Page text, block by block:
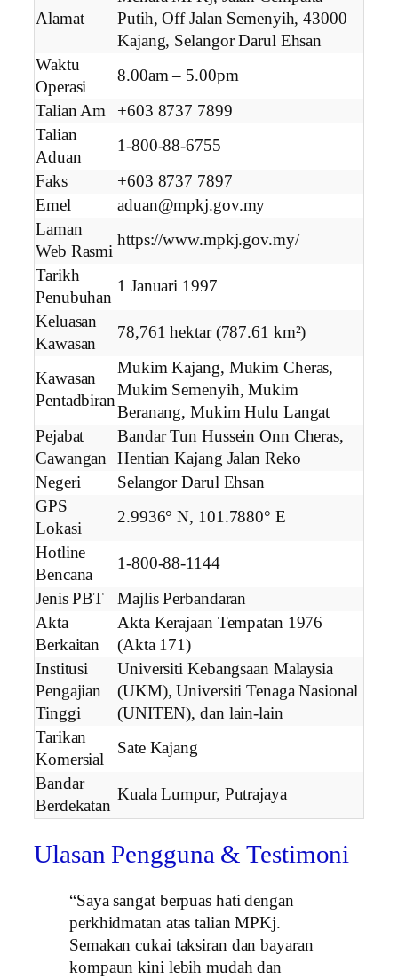
Alamat
Putih, Off Jalan Semenyih, 43000
Kajang, Selangor Darul Ehsan
Waktu
Operasi
8.00am – 5.00pm
Talian Am
+603 8737 7899
Talian
Aduan
1-800-88-6755
Faks
+603 8737 7897
Emel
aduan@mpkj.gov.my
Laman
Web Rasmi
https://www.mpkj.gov.my/
Tarikh
Penubuhan
1 Januari 1997
Keluasan
Kawasan
78,761 hektar (787.61 km²)
Kawasan
Pentadbiran
Mukim Kajang, Mukim Cheras,
Mukim Semenyih, Mukim
Beranang, Mukim Hulu Langat
Pejabat
Cawangan
Bandar Tun Hussein Onn Cheras,
Hentian Kajang Jalan Reko
Negeri
Selangor Darul Ehsan
GPS
Lokasi
2.9936° N, 101.7880° E
Hotline
Bencana
1-800-88-1144
Jenis PBT
Majlis Perbandaran
Akta
Berkaitan
Akta Kerajaan Tempatan 1976
(Akta 171)
Institusi
Pengajian
Tinggi
Universiti Kebangsaan Malaysia
(UKM), Universiti Tenaga Nasional
(UNITEN), dan lain-lain
Tarikan
Komersial
Sate Kajang
Bandar
Berdekatan
Kuala Lumpur, Putrajaya
Ulasan Pengguna & Testimoni
“Saya sangat berpuas hati dengan
perkhidmatan atas talian MPKj.
Semakan cukai taksiran dan bayaran
kompaun kini lebih mudah dan